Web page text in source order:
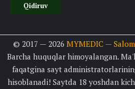
© 2017 — 2026 MYMEDIC —
Barcha huquqlar himoyalangan.
faqatgina sayt
hisoblanadi! Saytda 18 yoshdan